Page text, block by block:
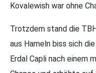
Kovalewish war ohne
Trotzdem stand die
aus Hameln biss sich
Erdal Capli nach einem